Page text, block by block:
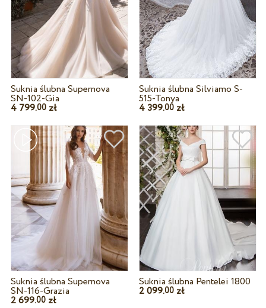
Suknia ślubna Supernova
SN-102-Gia
4 799.00zł
Suknia ślubna Silviamo S-
515-Tonya
4 399.00 zł
Suknia ślubna Supernova
SN-116-Grazia
2 699.00zł
Suknia ślubna Pentelei 1800
2 099.00 zł